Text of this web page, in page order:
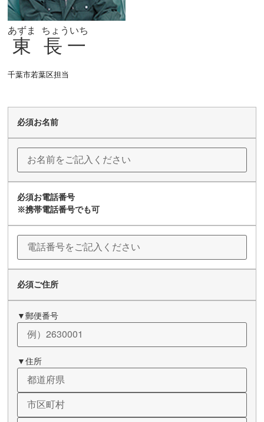
東
あずま
長一
ちょういち
千葉市若葉区担当
必須お名前
必須お電話番号
※携帯電話番号でも可
必須ご住所
▼郵便番号
▼住所